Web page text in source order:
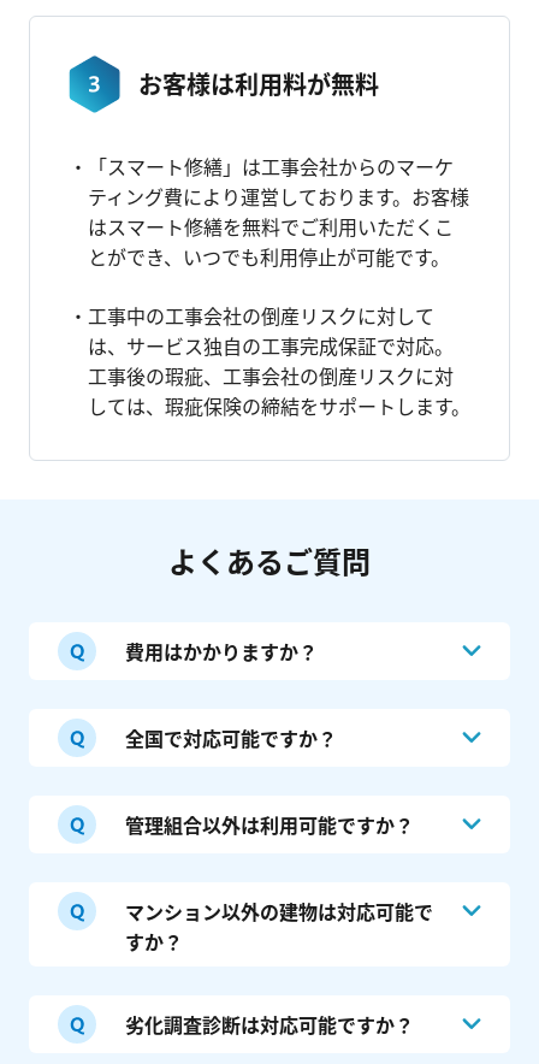
お客様は利用料が無料
「スマート修繕」は工事会社からのマーケ
ティング費により運営しております。お客様
はスマート修繕を無料でご利用いただくこ
とができ、いつでも利用停止が可能です。
工事中の工事会社の倒産リスクに対して
は、サービス独自の工事完成保証で対応。
工事後の瑕疵、工事会社の倒産リスクに対
しては、瑕疵保険の締結をサポートします。
よくあるご質問
費用はかかりますか？
見積、工事支援サービスはお客様は最後まで
無料となります（事業者からのマーケティン
建物劣化調査診断は、10万円（税抜）～の
す。
全国で対応可能ですか？
日本全国で対応可能となります。ただし、大
規模修繕においては北は北海道、南は沖縄ま
ございますが、エリアや工種によってはご紹
介できる工事会社の数が少なくなる点をご了
管理組合以外は利用可能ですか？
はい、一棟オーナー、事業法人、不動産ファ
ンド等のお客様にも多数ご利用いただいてお
ります。
マンション以外の建物は対応可能で
すか？
はい、全体の2～3割は分譲マンション【以
外】となります。
劣化調査診断は対応可能ですか？
電話で無料相談する